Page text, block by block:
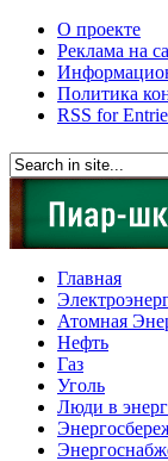
О проекте
Реклама на
Политика
RSS for
Главная
Атомная
Нефть
Газ
Уголь
Люди в